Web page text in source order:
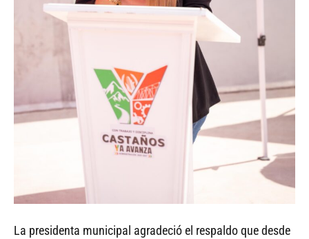
La presidenta municipal agradeció el respaldo que desde